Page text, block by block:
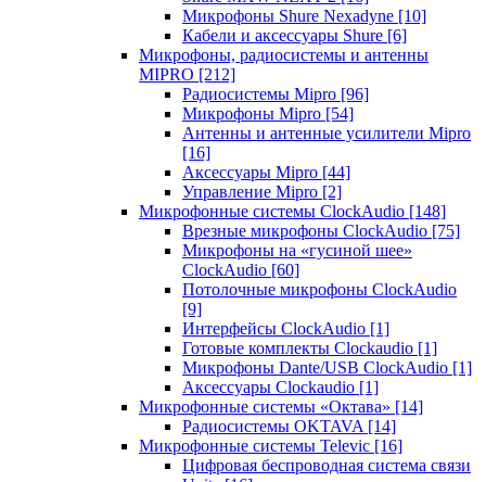
Микрофоны Shure Nexadyne [10]
Кабели и аксессуары Shure [6]
Микрофоны, радиосистемы и антенны
MIPRO [212]
Радиосистемы Mipro [96]
Микрофоны Mipro [54]
Антенны и антенные усилители Mipro
[16]
Аксессуары Mipro [44]
Управление Mipro [2]
Микрофонные системы ClockAudio [148]
Врезные микрофоны ClockAudio [75]
Микрофоны на «гусиной шее»
ClockAudio [60]
Потолочные микрофоны ClockAudio
[9]
Интерфейсы ClockAudio [1]
Готовые комплекты Clockaudio [1]
Микрофоны Dante/USB ClockAudio [1]
Аксессуары Clockaudio [1]
Микрофонные системы «Октава» [14]
Радиосистемы OKTAVA [14]
Микрофонные системы Televic [16]
Цифровая беспроводная система связи